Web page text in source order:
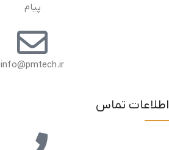
پیام
info@pmtech.ir
اطلاعات تماس